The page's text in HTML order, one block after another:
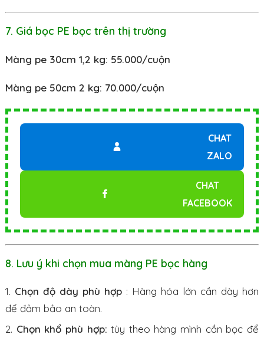
7. Giá bọc PE bọc trên thị trường
Màng pe 30cm 1,2 kg: 55.000/cuộn
Màng pe 50cm 2 kg: 70.000/cuộn
CHAT
ZALO
CHAT
FACEBOOK
8. Lưu ý khi chọn mua màng PE bọc hàng
Chọn độ dày phù hợp : Hàng hóa lớn cần dày hơn
để đảm bảo an toàn.
Chọn khổ phù hợp: tùy theo hàng mình cần bọc để